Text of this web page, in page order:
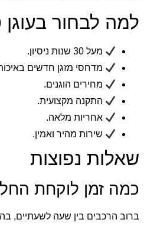
למה לבחור
מעל 30 שנות ניסיון.
מדחסי מזגן חדשים
מחירים הוגנים.
התקנה מקצועית.
אחריות מלאה.
שירות מהיר ואמין.
שאלות נפוצות
כמה זמן לוקחת
ברוב הרכבים בין שעה לשעתיים,